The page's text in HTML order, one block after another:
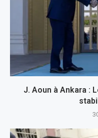
J. Aoun à Ankara :